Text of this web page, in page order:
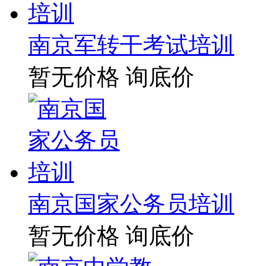
南京军转干考试培训
暂无价格 询底价
南京国家公务员培训
暂无价格 询底价